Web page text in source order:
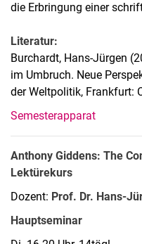
die Erbringung einer
Literatur:
Burchardt, Hans-Jürgen
im Umbruch. Neue
der Weltpolitik, Frankfurt:
Semesterapparat
Anthony Giddens: The
Lektürekurs
Dozent: Prof. Dr. Hans-
Hauptseminar